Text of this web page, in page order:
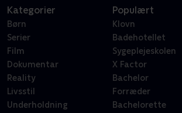
Kategorier
Børn
Serier
Film
Dokumentar
Reality
Livsstil
Underholdning
Populært
Klovn
Badehotellet
Sygeplejeskolen
X Factor
Bachelor
Forræder
Bachelorette